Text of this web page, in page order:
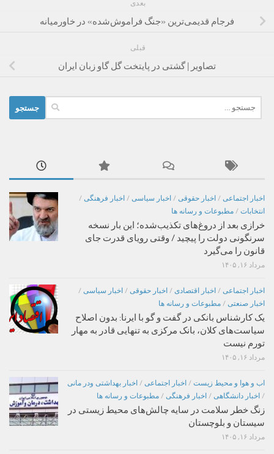
بعدی
فرجام قدیمی‌‌ترین «جنگ‌‌ فراموش‌شده» در خاورمیانه
قبلی
تصاویر | گشتی در پایتخت گل گاو زبان ایران
برای:
اخبار اجتماعی / اخبار حقوقی / اخبار سیاسی / اخبار فرهنگی /
انتخابات / مطبوعات و رسانه ها
خرازی بعد از دروغ‌های تکذیب‌شده؛ این بار نسخه
سرنگونی دولت را پیچید / وقتی رویای قدرت جای
قانون را می‌گیرد
مرداد ۱۶, ۱۴۰۵
اخبار اجتماعی / اخبار اقتصادی / اخبار حقوقی / اخبار سیاسی /
اخبار صنعتی / مطبوعات و رسانه ها
یک کارشناس بانکی در گفت و گو با ایرنا: بدون اصلاح
سیاست‌های کلان، بانک مرکزی به تنهایی قادر به مهار
تورم نیست
مرداد ۱۶, ۱۴۰۵
اب و هوا و محیط زیست / اخبار اجتماعی / اخبار بهداشتی ودر مانی
/ اخبار دانشگاهی / اخبار فرهنگی / مطبوعات و رسانه ها
زنگ خطر سلامت در سایه چالش‌های محیط زیستی در
سیستان و بلوچستان
مرداد ۱۶, ۱۴۰۵